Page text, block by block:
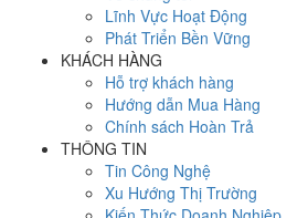
Lĩnh Vực Hoạt Động
Phát Triển Bền Vững
KHÁCH HÀNG
Hỗ trợ khách hàng
Hướng dẫn Mua Hàng
Chính sách Hoàn Trả
THÔNG TIN
Tin Công Nghệ
Xu Hướng Thị Trường